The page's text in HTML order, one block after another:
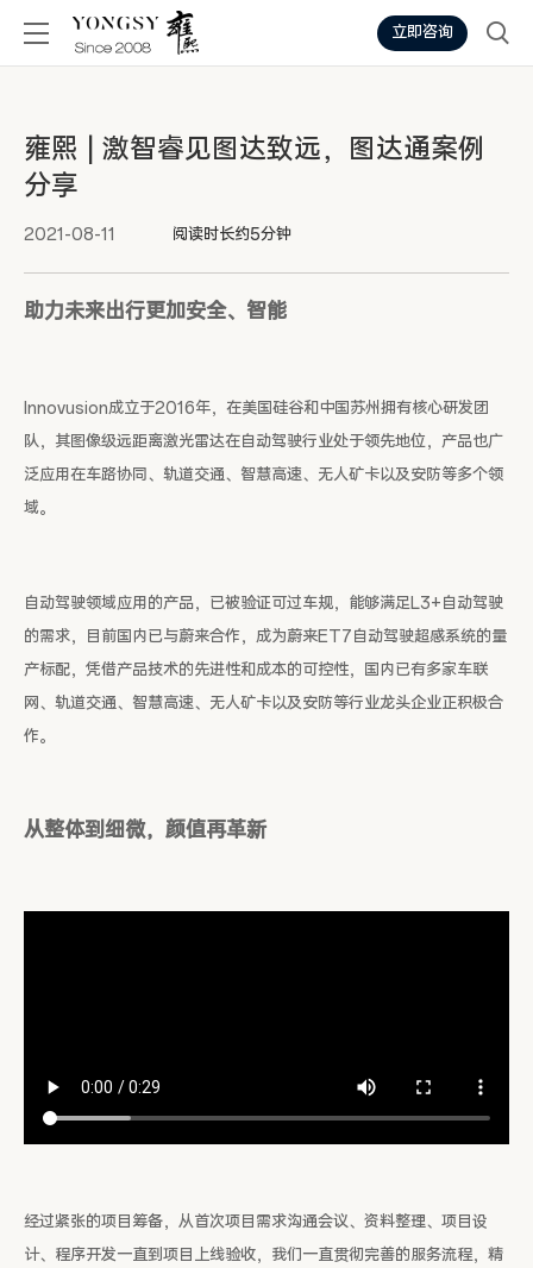
立即咨询
雍熙 | 激智睿见图达致远，图达通案例
分享
2021-08-11 阅读时长约5分钟
助力未来出行更加安全、智能
Innovusion成立于2016年，在美国硅谷和中国苏州拥有核心研发团
队，其图像级远距离激光雷达在自动驾驶行业处于领先地位，产品也广
泛应用在车路协同、轨道交通、智慧高速、无人矿卡以及安防等多个领
域。
自动驾驶领域应用的产品，已被验证可过车规，能够满足L3+自动驾驶
的需求，目前国内已与蔚来合作，成为蔚来ET7自动驾驶超感系统的量
产标配，凭借产品技术的先进性和成本的可控性，国内已有多家车联
网、轨道交通、智慧高速、无人矿卡以及安防等行业龙头企业正积极合
作。
从整体到细微，颜值再革新
经过紧张的项目筹备，从首次项目需求沟通会议、资料整理、项目设
计、程序开发一直到项目上线验收，我们一直贯彻完善的服务流程，精